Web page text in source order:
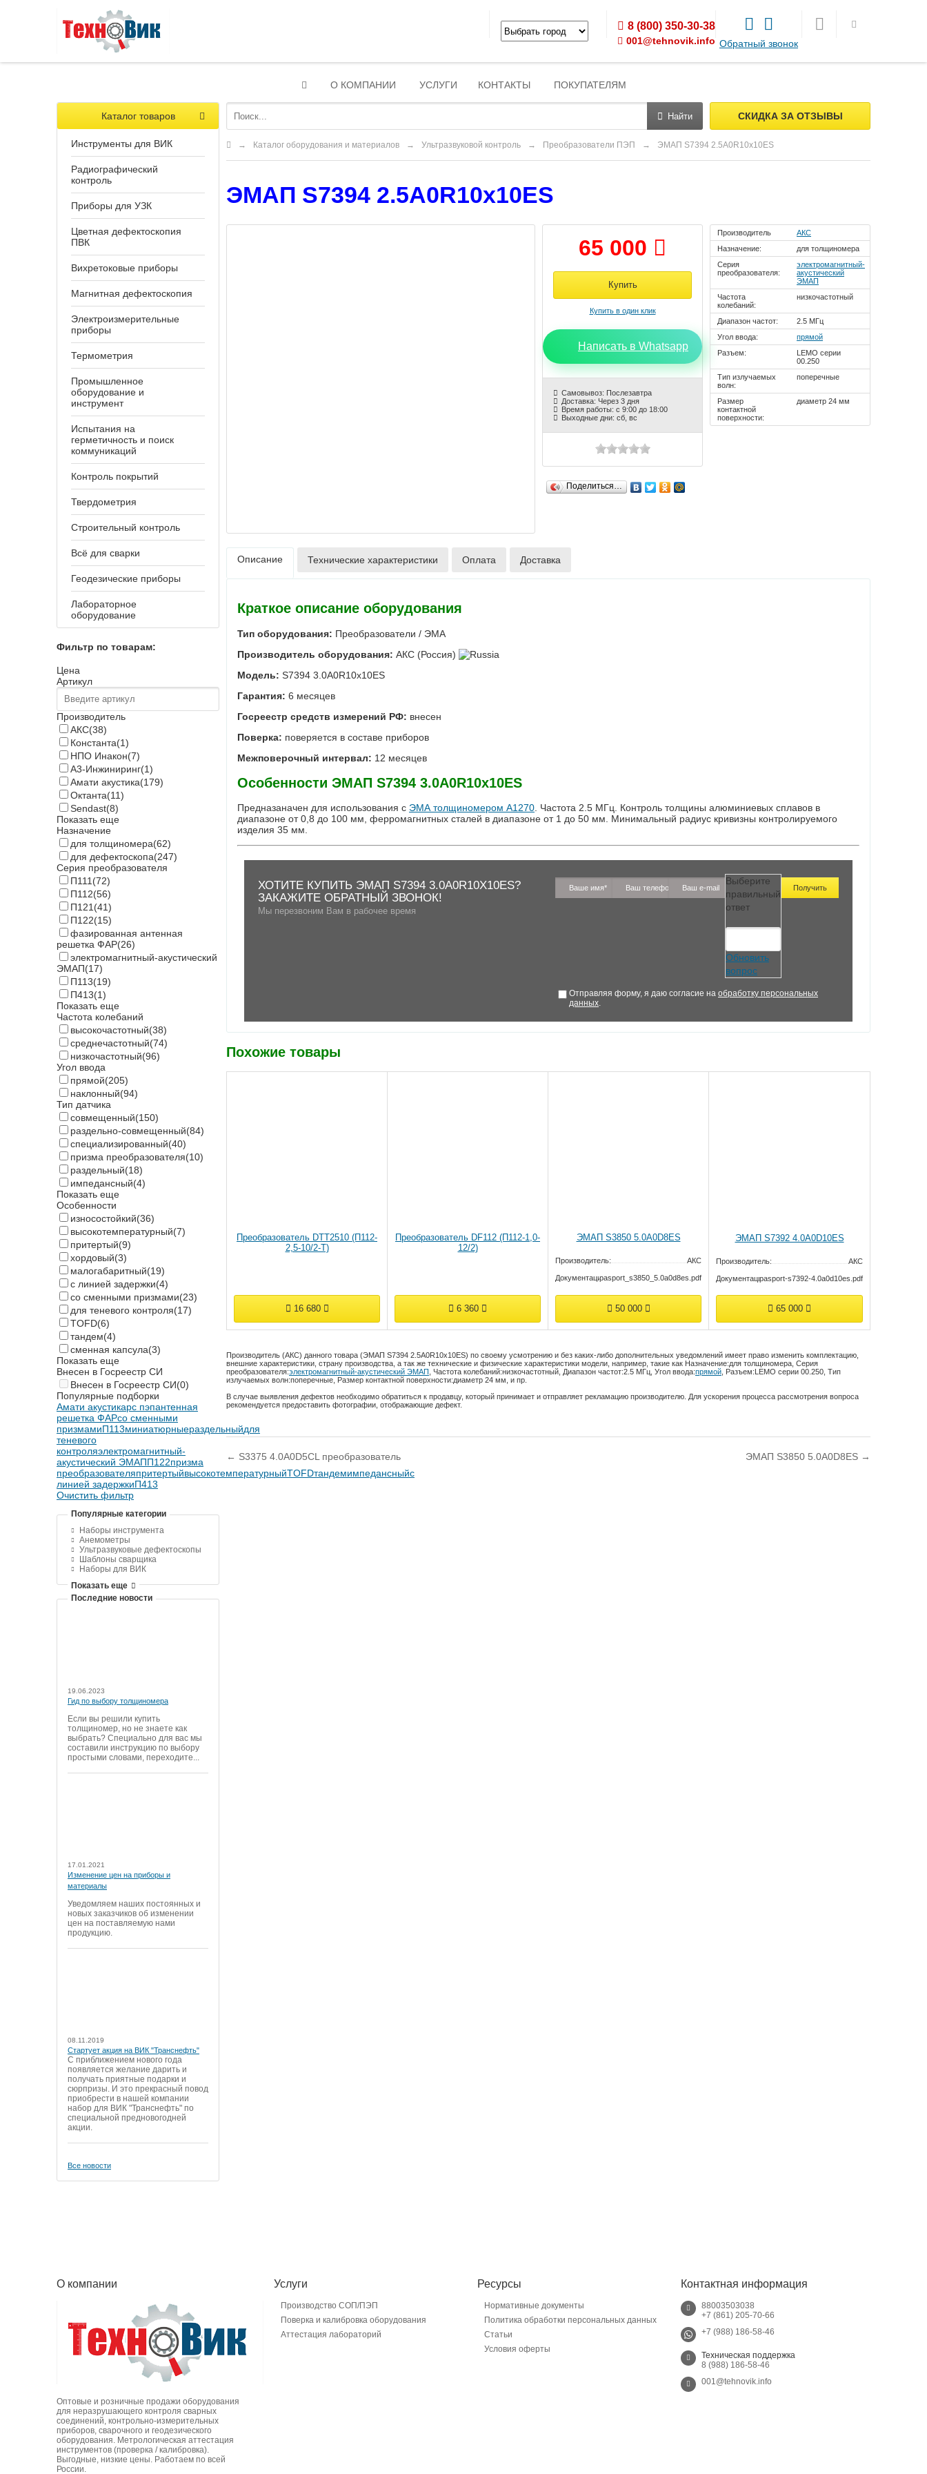
Обратный звонок
8 (800) 350-30-38
001@tehnovik.info
О КОМПАНИИ УСЛУГИ КОНТАКТЫ ПОКУПАТЕЛЯМ
Каталог товаров
Инструменты для ВИК
Радиографический
контроль
Приборы для УЗК
Цветная дефектоскопия
ПВК
Вихретоковые приборы
Магнитная дефектоскопия
Электроизмерительные
приборы
Термометрия
Промышленное
оборудование и
инструмент
Испытания на
герметичность и поиск
коммуникаций
Контроль покрытий
Твердометрия
Строительный контроль
Всё для сварки
Геодезические приборы
Лабораторное
оборудование
Фильтр по товарам:
Цена
Артикул
Производитель
АКС(38)
Константа(1)
НПО Инакон(7)
А3-Инжиниринг(1)
Амати акустика(179)
Октанта(11)
Sendast(8)
Показать еще
Назначение
для толщиномера(62)
для дефектоскопа(247)
Серия преобразователя
П111(72)
П112(56)
П121(41)
П122(15)
фазированная антенная
решетка ФАР(26)
электромагнитный-акустический
ЭМАП(17)
П113(19)
П413(1)
Показать еще
Частота колебаний
высокочастотный(38)
среднечастотный(74)
низкочастотный(96)
Угол ввода
прямой(205)
наклонный(94)
Тип датчика
совмещенный(150)
раздельно-совмещенный(84)
специализированный(40)
призма преобразователя(10)
раздельный(18)
импедансный(4)
Показать еще
Особенности
износостойкий(36)
высокотемпературный(7)
притертый(9)
хордовый(3)
малогабаритный(19)
с линией задержки(4)
со сменными призмами(23)
для теневого контроля(17)
TOFD(6)
тандем(4)
сменная капсула(3)
Показать еще
Внесен в Госреестр СИ
Внесен в Госреестр СИ(0)
Популярные подборки
Амати акустикарс пэпантенная
решетка ФАРсо сменными
призмамиП113миниатюрныераздельныйдля
теневого
контроляэлектромагнитный-
акустический ЭМАПП122призма
преобразователяпритертыйвысокотемпературныйTOFDтандемимпедансныйс
линией задержкиП413
Очистить фильтр
Популярные категории
Наборы инструмента
Анемометры
Ультразвуковые дефектоскопы
Шаблоны сварщика
Наборы для ВИК
Показать еще
Последние новости
19.06.2023
Гид по выбору толщиномера
Если вы решили купить
толщиномер, но не знаете как
выбрать? Специально для вас мы
составили инструкцию по выбору
простыми словами, переходите...
17.01.2021
Изменение цен на приборы и
материалы
Уведомляем наших постоянных и
новых заказчиков об изменении
цен на поставляемую нами
продукцию.
08.11.2019
Стартует акция на ВИК "Транснефть"
С приближением нового года
появляется желание дарить и
получать приятные подарки и
сюрпризы. И это прекрасный повод
приобрести в нашей компании
набор для ВИК "Транснефть" по
специальной предновогодней
акции.
Все новости
Найти СКИДКА ЗА ОТЗЫВЫ
→ Каталог оборудования и материалов → Ультразвуковой контроль → Преобразователи ПЭП → ЭМАП S7394 2.5A0R10x10ES
ЭМАП S7394 2.5A0R10x10ES
65 000
Написать в Whatsapp
Самовывоз: Послезавтра
Доставка: Через 3 дня
Время работы: с 9:00 до 18:00
Выходные дни: сб, вс
Поделиться…
Производитель
АКС
Назначение:
для толщиномера
Серия
преобразователя:
электромагнитный-
акустический
ЭМАП
Частота
колебаний:
низкочастотный
Диапазон частот:
2.5 МГц
Угол ввода:
прямой
Разъем:
LEMO серии
00.250
Тип излучаемых
волн:
поперечные
Размер
контактной
поверхности:
диаметр 24 мм
Описание Технические характеристики Оплата Доставка
Краткое описание оборудования
Тип оборудования: Преобразователи / ЭMA
Производитель оборудования: АКС (Россия)
Модель: S7394 3.0A0R10x10ES
Гарантия: 6 месяцев
Госреестр средств измерений РФ: внесен
Поверка: поверяется в составе приборов
Межповерочный интервал: 12 месяцев
Особенности ЭMAП S7394 3.0A0R10x10ES
Предназаначен для использования с ЭМА толщиномером А1270 . Частота 2.5 МГц. Контроль толщины алюминиевых сплавов в
диапазоне от 0,8 до 100 мм, ферромагнитных сталей в диапазоне от 1 до 50 мм. Минимальный радиус кривизны контролируемого
изделия 35 мм.
ХОТИТЕ КУПИТЬ ЭMAП S7394 3.0A0R10X10ES?
ЗАКАЖИТЕ ОБРАТНЫЙ ЗВОНОК!
Мы перезвоним Вам в рабочее время
Выберите
правильный
ответ
Обновить
вопрос
Отправляя форму, я даю согласие на обработку персональных
данных.
Похожие товары
Преобразователь DTT2510 (П112-
2,5-10/2-Т)
16 680
Преобразователь DF112 (П112-1,0-
12/2)
6 360
ЭMAП S3850 5.0A0D8ES
Производитель: АКС
Документация:pasport_s3850_5.0a0d8es.pdf
50 000
ЭMAП S7392 4.0A0D10ES
Производитель: АКС
Документация:pasport-s7392-4.0a0d10es.pdf
65 000
Производитель (АКС) данного товара (ЭМАП S7394 2.5A0R10x10ES) по своему усмотрению и без каких-либо дополнительных уведомлений имеет право изменить комплектацию,
внешние характеристики, страну производства, а так же технические и физические характеристики модели, например, такие как Назначение:для толщиномера Серия
преобразователя:электромагнитный-акустический ЭМАП Частота колебаний:низкочастотный Диапазон частот:2.5 МГц Угол ввода:прямой Разъем: LEMO серии 00.250 Тип
излучаемых волн:поперечные Размер контактной поверхности:диаметр 24 мм , и пр.
В случае выявления дефектов необходимо обратиться к продавцу, который принимает и отправляет рекламацию производителю. Для ускорения процесса рассмотрения вопроса
рекомендуется предоставить фотографии, отображающие дефект.
← S3375 4.0A0D5CL преобразователь ЭMAП S3850 5.0A0D8ES →
О компании
Оптовые и розничные продажи оборудования
для неразрушающего контроля сварных
соединений, контрольно-измерительных
приборов, сварочного и геодезического
оборудования. Метрологическая аттестация
инструментов (проверка / калибровка).
Выгодные, низкие цены. Работаем по всей
России.
Услуги
Производство СОП/ПЭП
Поверка и калибровка оборудования
Аттестация лабораторий
Ресурсы
Нормативные документы
Политика обработки персональных данных
Статьи
Условия оферты
Контактная информация
88003503038
+7 (861) 205-70-66
+7 (988) 186-58-46
Техническая поддержка
8 (988) 186-58-46
001@tehnovik.info